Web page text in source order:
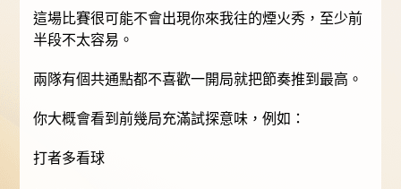
這場比賽很可能不會出現你來我往的煙火秀，至少前
半段不太容易。
兩隊有個共通點都不喜歡一開局就把節奏推到最高。
你大概會看到前幾局充滿試探意味，例如：
打者多看球